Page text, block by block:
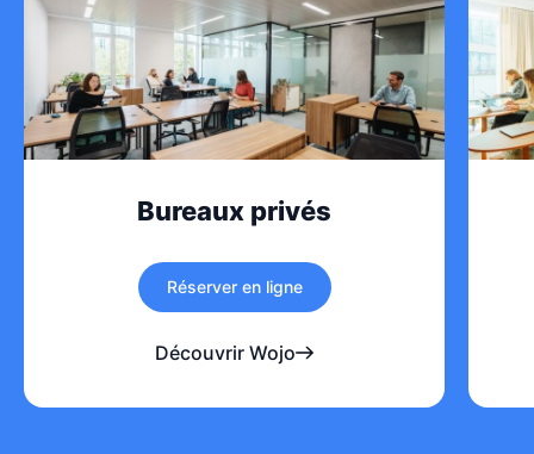
Bureaux privés
Réserver en ligne
Découvrir Wojo